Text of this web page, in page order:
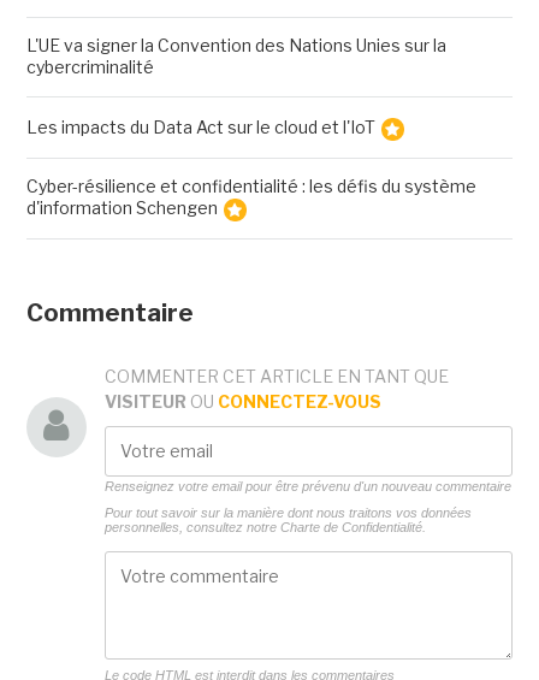
L'UE va signer la Convention des Nations Unies sur la
cybercriminalité
Les impacts du Data Act sur le cloud et l'IoT
Cyber-résilience et confidentialité : les défis du système
d'information Schengen
Commentaire
COMMENTER CET ARTICLE EN TANT QUE
VISITEUR OU CONNECTEZ-VOUS
Renseignez votre email pour être prévenu d'un nouveau commentaire
Pour tout savoir sur la manière dont nous traitons vos données
personnelles, consultez notre Charte de Confidentialité.
Le code HTML est interdit dans les commentaires